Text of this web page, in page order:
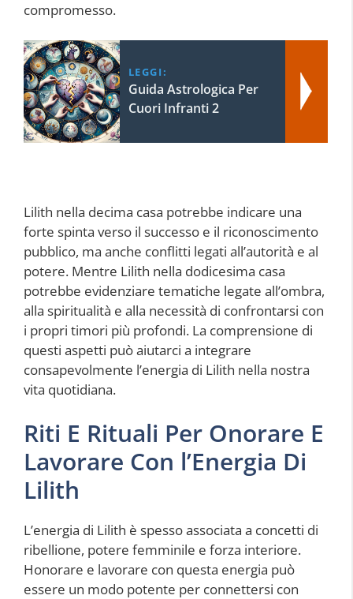
compromesso.
LEGGI:
Guida Astrologica Per
Cuori Infranti 2
Lilith nella decima casa potrebbe indicare una
forte spinta verso il successo e il riconoscimento
pubblico, ma anche conflitti legati all’autorità e al
potere. Mentre Lilith nella dodicesima casa
potrebbe evidenziare tematiche legate all’ombra,
alla spiritualità e alla necessità di confrontarsi con
i propri timori più profondi. La comprensione di
questi aspetti può aiutarci a integrare
consapevolmente l’energia di Lilith nella nostra
vita quotidiana.
Riti E Rituali Per Onorare E
Lavorare Con l’Energia Di
Lilith
L’energia di Lilith è spesso associata a concetti di
ribellione, potere femminile e forza interiore.
Honorare e lavorare con questa energia può
essere un modo potente per connettersi con